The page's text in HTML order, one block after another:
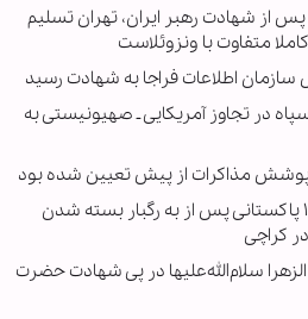
از شهادت رهبر ایران، تهران تسلیم
متفاوت با ونزوئلاست
سازمان اطلاعات فراجا به شهادت رسید
سپاه در تجاوز آمریکایی ـ صهیونیستی به
مذاکرات از پیش تعیین شده بود
ویدیو | شهادت حداقل ۱۰ پاکستانی پس از به رگبار بسته شدن
کراچی
سلام‌الله‌علیها در پی شهادت حضرت